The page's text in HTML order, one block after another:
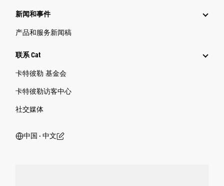
新闻和事件
产品和服务新闻稿
联系 Cat
卡特彼勒 基金会
卡特彼勒访客中心
社交媒体
中国 ‧ 中文